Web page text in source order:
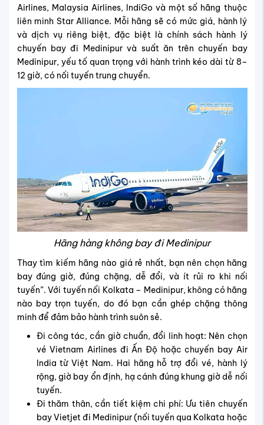
Airlines, Malaysia Airlines, IndiGo và một số hãng thuộc
liên minh Star Alliance. Mỗi hãng sẽ có mức giá, hành lý
và dịch vụ riêng biệt, đặc biệt là chính sách hành lý
chuyến bay đi Medinipur và suất ăn trên chuyến bay
Medinipur, yếu tố quan trọng với hành trình kéo dài từ 8–
12 giờ, có nối tuyến trung chuyển.
Hãng hàng không bay đi Medinipur
Thay tìm kiếm hãng nào giá rẻ nhất, bạn nên chọn hãng
bay đúng giờ, đúng chặng, dễ đổi, và ít rủi ro khi nối
tuyến”. Với tuyến nối Kolkata – Medinipur, không có hãng
nào bay trọn tuyến, do đó bạn cần ghép chặng thông
minh để đảm bảo hành trình suôn sẻ.
Đi công tác, cần giờ chuẩn, đổi linh hoạt: Nên chọn
vé Vietnam Airlines đi Ấn Độhoặc chuyến bay Air
India từ Việt Nam. Hai hãng hỗ trợ đổi vé, hành lý
rộng, giờ bay ổn định, hạ cánh đúng khung giờ dễ nối
tuyến.
Đi thăm thân, cần tiết kiệm chi phí: Ưu tiên chuyến
bay Vietjet đi Medinipur(nối tuyến qua Kolkata hoặc